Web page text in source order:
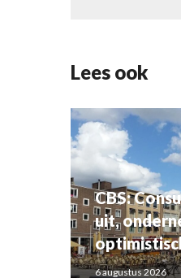
Lees ook
CBS:
uit,
6 augustus 2026